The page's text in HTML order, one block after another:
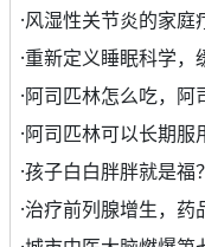
·风湿性关节炎的家庭
·重新定义睡眠科学，
·阿司匹林怎么吃，阿
·阿司匹林可以长期服
·孩子白白胖胖就是福
·治疗前列腺增生，药